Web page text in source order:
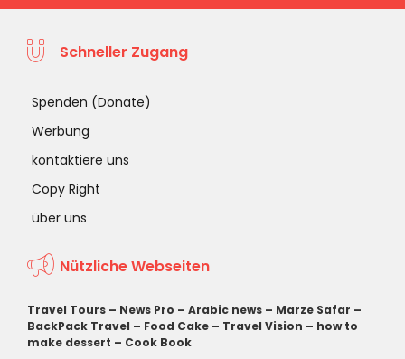
Schneller Zugang
Spenden (Donate)
Werbung
kontaktiere uns
Copy Right
über uns
Nützliche Webseiten
Travel Tours – News Pro – Arabic news – Marze Safar –
BackPack Travel – Food Cake – Travel Vision – how to
make dessert – Cook Book